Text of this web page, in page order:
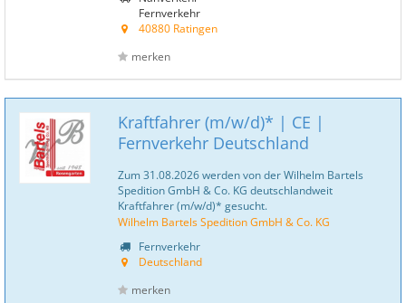
Fernverkehr
40880 Ratingen
merken
Kraftfahrer (m/w/d)* | CE |
Fernverkehr Deutschland
Zum 31.08.2026 werden von der Wilhelm Bartels
Spedition GmbH & Co. KG deutschlandweit
Kraftfahrer (m/w/d)* gesucht.
Wilhelm Bartels Spedition GmbH & Co. KG
Fernverkehr
Deutschland
merken